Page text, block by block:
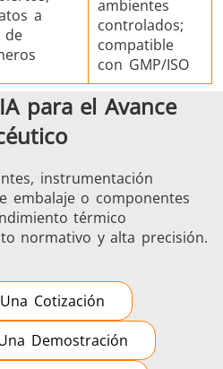
a
de
ambientes
controlados;
compatible
con GMP/ISO
para el Avance
instrumentación
embalaje o componentes
térmico
normativo y alta precisión.
Cotización
Demostración